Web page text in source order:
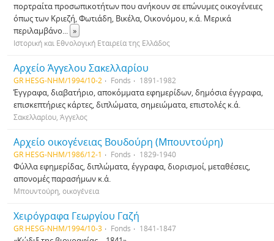
πορτραίτα προσωπικοτήτων που ανήκουν σε επώνυμες οικογένειες
όπως των Κριεζή, Φωτιάδη, Βικέλα, Οικονόμου, κ.ά. Μερικά
περιλαμβάνο... »
Ιστορική και Εθνολογική Εταιρεία της Ελλάδος
Αρχείο Άγγελου Σακελλαρίου
GR HESG-NHM/1994/10-2 Fonds 1891-1982
Έγγραφα, διαβατήριο, αποκόμματα εφημερίδων, δημόσια έγγραφα,
επισκεπτήριες κάρτες, διπλώματα, σημειώματα, επιστολές κ.ά.
Σακελλαρίου, Άγγελος
Αρχείο οικογένειας Βουδούρη (Μπουντούρη)
GR HESG-NHM/1986/12-1 Fonds 1829-1940
Φύλλα εφημερίδας, διπλώματα, έγγραφα, διορισμοί, μεταθέσεις,
απονομές παρασήμων κ.ά.
Μπουντούρη, οικογένεια
Χειρόγραφα Γεωργίου Γαζή
GR HESG-NHM/1994/10-3 Fonds 1841-1847